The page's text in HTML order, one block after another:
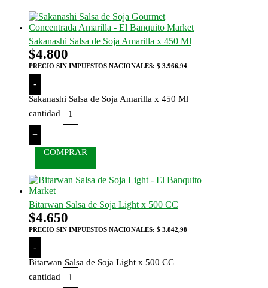
Sakanashi Salsa de Soja Amarilla x 450 Ml
$4.800
PRECIO SIN IMPUESTOS NACIONALES: $ 3.966,94
-
Sakanashi Salsa de Soja Amarilla x 450 Ml
cantidad
+
COMPRAR
Bitarwan Salsa de Soja Light x 500 CC
$4.650
PRECIO SIN IMPUESTOS NACIONALES: $ 3.842,98
-
Bitarwan Salsa de Soja Light x 500 CC
cantidad